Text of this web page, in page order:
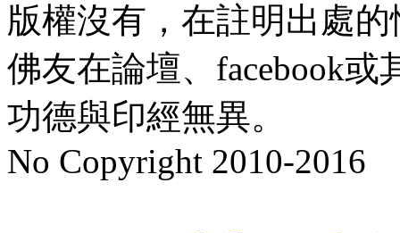
版權沒有，在註明出處
佛友在論壇、facebook
功德與印經無異。
No Copyright 2010-2016